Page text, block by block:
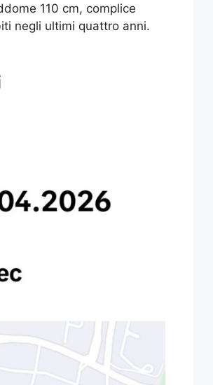
110 cm, complice
negli ultimi quattro anni.